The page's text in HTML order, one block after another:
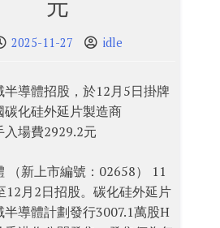
元
2025-11-27 idle
半導體招股，於12月5日掛牌
碳化硅外延片製造商
入場費2929.2元
（新上市編號：02658） 11
12月2日招股。碳化硅外延片
半導體計劃發行3007.1萬股H